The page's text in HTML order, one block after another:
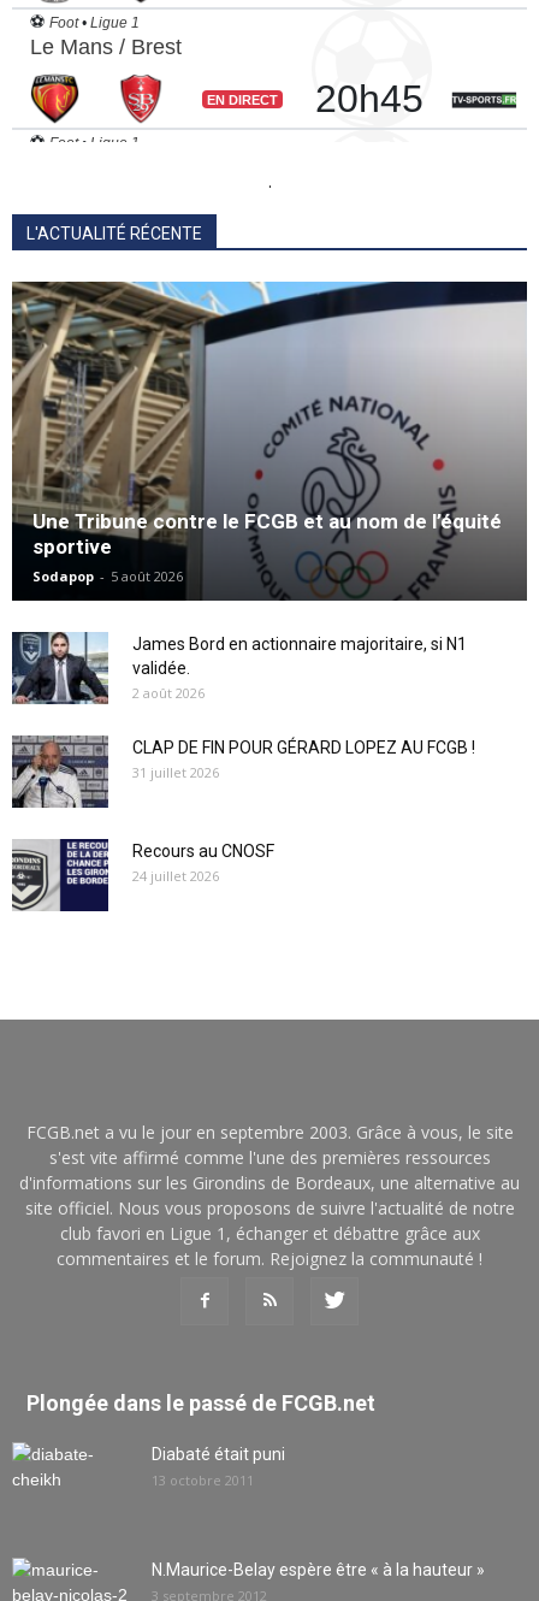
.
L'ACTUALITÉ RÉCENTE
Une Tribune contre le FCGB et au nom de l’équité
sportive
Sodapop - 5 août 2026
James Bord en actionnaire majoritaire, si N1
validée.
2 août 2026
CLAP DE FIN POUR GÉRARD LOPEZ AU FCGB !
31 juillet 2026
Recours au CNOSF
24 juillet 2026
FCGB.net a vu le jour en septembre 2003. Grâce à vous, le site
s'est vite affirmé comme l'une des premières ressources
d'informations sur les Girondins de Bordeaux, une alternative au
site officiel. Nous vous proposons de suivre l'actualité de notre
club favori en Ligue 1, échanger et débattre grâce aux
commentaires et le forum. Rejoignez la communauté !
Plongée dans le passé de FCGB.net
Diabaté était puni
13 octobre 2011
N.Maurice-Belay espère être « à la hauteur »
3 septembre 2012